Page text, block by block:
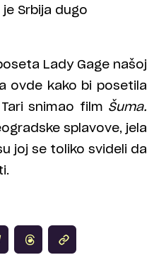
Srbija dugo
Lady Gage našoj
ovde kako bi posetila
snimao film Šuma.
splavove, jela
joj se toliko svideli da